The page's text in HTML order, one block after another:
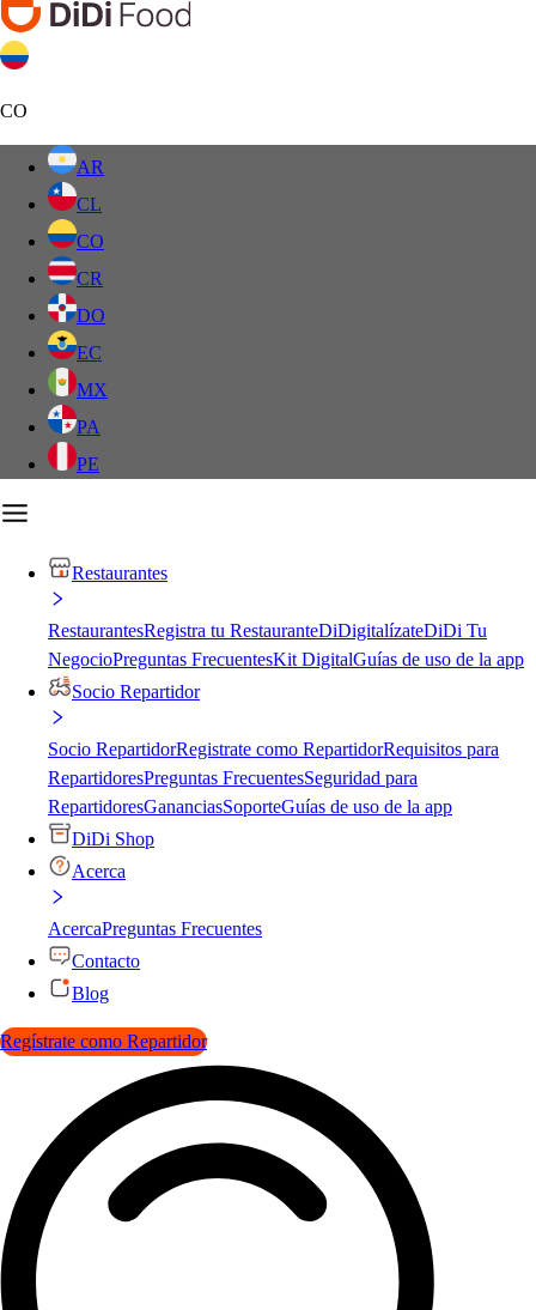
CO
AR
CL
CO
CR
DO
EC
MX
PA
PE
Restaurantes
RestaurantesRegistra tu RestauranteDiDigitalízateDiDi Tu
NegocioPreguntas FrecuentesKit DigitalGuías de uso de la app
Socio Repartidor
Socio RepartidorRegistrate como RepartidorRequisitos para
RepartidoresPreguntas FrecuentesSeguridad para
RepartidoresGananciasSoporteGuías de uso de la app
DiDi Shop
Acerca
AcercaPreguntas Frecuentes
Contacto
Blog
Regístrate como Repartidor